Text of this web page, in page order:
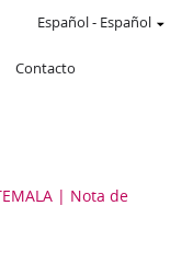
Contacto
Español- Español
Nota de